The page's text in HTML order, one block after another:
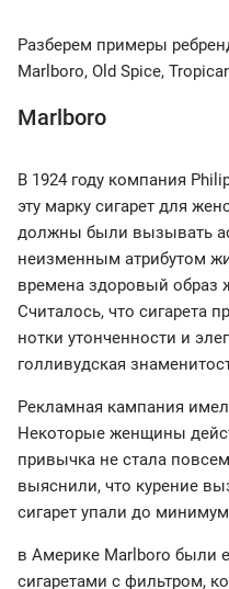
Разберем примеры
Marlboro, Old Spice,
Marlboro
В 1924 году компания
эту марку сигарет для
должны были вызывать
неизменным атрибутом
времена здоровый образ
Считалось, что сигарета
нотки утонченности и
голливудская
Рекламная кампания
Некоторые женщины
привычка не стала
выяснили, что курение
сигарет упали до
в Америке Marlboro были
сигаретами с фильтром,